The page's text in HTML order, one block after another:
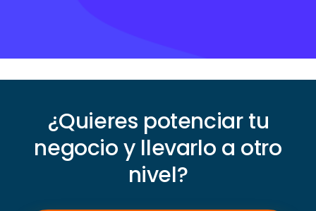
¿Quieres potenciar tu
negocio y llevarlo a otro
nivel?